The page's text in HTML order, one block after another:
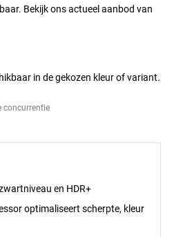
Bekijk ons actueel aanbod van
in de gekozen kleur of variant.
concurrentie
en HDR+
optimaliseert scherpte, kleur